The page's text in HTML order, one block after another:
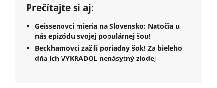
Prečítajte si aj:
Geissenovci mieria na Slovensko: Natočia u
nás epizódu svojej populárnej šou!
Beckhamovci zažili poriadny šok! Za bieleho
dňa ich VYKRADOL nenásytný zlodej